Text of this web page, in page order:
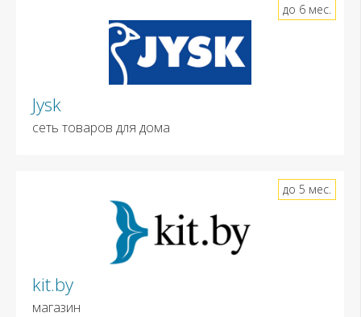
Jysk
сеть товаров для дома
до 6 мес.
kit.by
магазин
до 5 мес.